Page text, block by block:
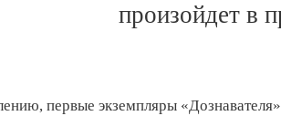
произойдет в
первые экземпляры